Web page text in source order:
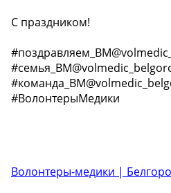
С праздником!
#ВолонтерыМедики
Волонтеры-медики |